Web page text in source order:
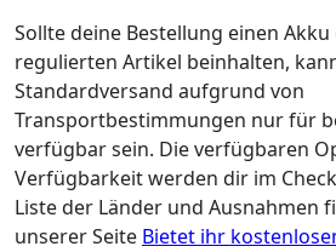
Sollte deine Bestellung einen
regulierten Artikel beinhalten,
Standardversand aufgrund von
Transportbestimmungen nur für
verfügbar sein. Die verfügbaren
Verfügbarkeit werden dir im
Liste der Länder und Ausnahmen
unserer Seite Bietet ihr